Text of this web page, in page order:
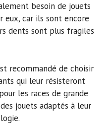
besoin de jouets
eux, car ils sont encore
dents sont plus fragiles
recommandé de choisir
qui leur résisteront
les races de grande
jouets adaptés à leur